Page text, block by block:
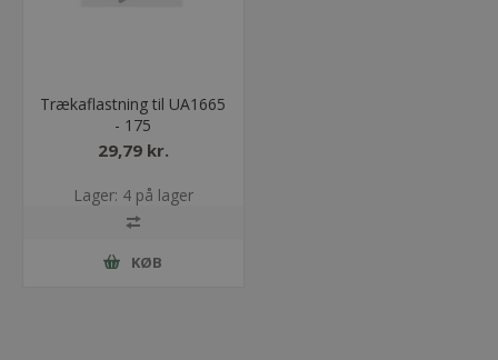
Trækaflastning til UA1665
- 175
29,79 kr.
Lager: 4 på lager
KØB